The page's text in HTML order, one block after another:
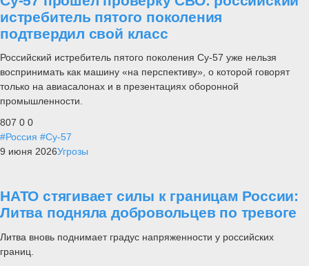
истребитель пятого поколения
подтвердил свой класс
Российский истребитель пятого поколения Су-57 уже нельзя
воспринимать как машину «на перспективу», о которой говорят
только на авиасалонах и в презентациях оборонной
промышленности.
807 0 0
#Россия #Су-57
9 июня 2026Угрозы
НАТО стягивает силы к границам России:
Литва подняла добровольцев по тревоге
Литва вновь поднимает градус напряженности у российских
границ.